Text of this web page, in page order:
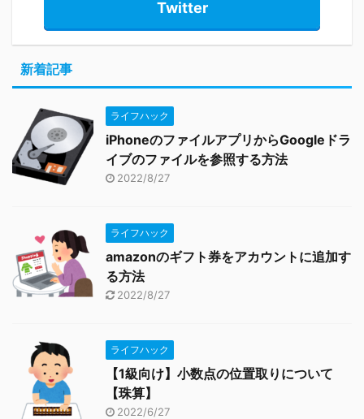
Twitter
新着記事
ライフハック
iPhoneのファイルアプリからGoogleドラ
イブのファイルを参照する方法
2022/8/27
ライフハック
amazonのギフト券をアカウントに追加す
る方法
2022/8/27
ライフハック
【1級向け】小数点の位置取りについて
【珠算】
2022/6/27